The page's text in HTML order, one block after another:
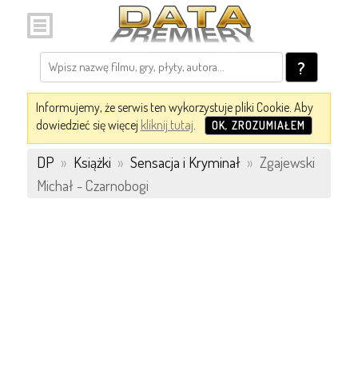
?
Informujemy, że serwis ten wykorzystuje pliki Cookie. Aby
dowiedzieć się więcej kliknij tutaj. OK, ZROZUMIAŁEM
DP » Książki » Sensacja i Kryminał » Zgajewski
Michał - Czarnobogi